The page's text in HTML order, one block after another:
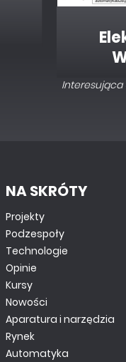
NA SKRÓTY
Projekty
Podzespoły
Technologie
Opinie
Kursy
Nowości
Aparatura i narzędzia
Rynek
Automatyka